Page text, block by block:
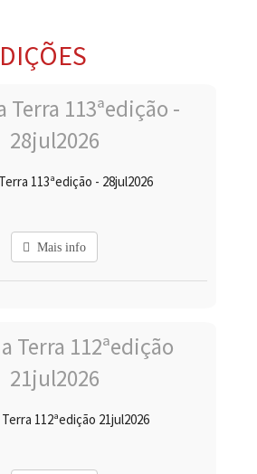
113ªedição - 28jul2026
Mais info
112ªedição 21jul2026